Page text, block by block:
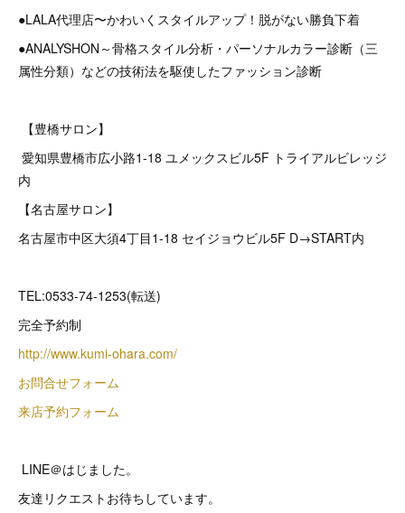
●LALA代理店〜かわいくスタイルアップ！脱がない勝負下着
●ANALYSHON～骨格スタイル分析・パーソナルカラー診断（三
属性分類）などの技術法を駆使したファッション診断
【豊橋サロン】
愛知県豊橋市広小路1-18 ユメックスビル5F トライアルビレッジ
内
【名古屋サロン】
名古屋市中区大須4丁目1-18 セイジョウビル5F D→START内
TEL:0533-74-1253(転送)
完全予約制
http://www.kumi-ohara.com/
お問合せフォーム
来店予約フォーム
LINE＠はじました。
友達リクエストお待ちしています。